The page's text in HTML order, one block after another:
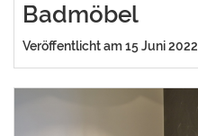
Badmöbel
Veröffentlicht am 15 Juni 2022